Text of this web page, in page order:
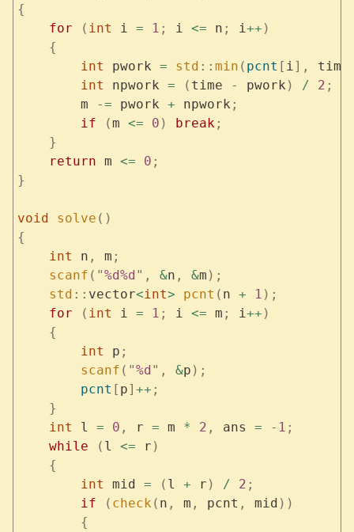
{
    for
( int i = 1 ; i <= n ; i++ )
    {
        int
pwork = std :: min ( pcnt [ i], time
        int
npwork = ( time - pwork ) / 2 ;
        m
-= pwork + npwork ;
        if
(m <= 0 ) break;
    }
    return
m <= 0 ;
}
void solve ()
{
    int
n , m ;
    scanf
( "%d%d" , &n , &m );
    std
:: vector<int> pcnt ( n + 1 );
    for
( int i = 1 ; i <= m ; i++ )
    {
        int
p ;
        scanf
( "%d" , &p );
        pcnt
[ p] ++ ;
    }
    int
l = 0 , r = m * 2 , ans = - 1 ;
    while
( l <= r )
    {
        int
mid = ( l + r ) / 2 ;
        if
( check ( n , m , pcnt , mid ))
        {